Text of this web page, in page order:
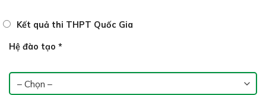
Kết quả thi THPT Quốc Gia
Hệ đào tạo *